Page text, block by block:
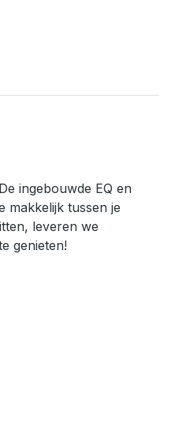
ingebouwde EQ en
makkelijk tussen je
leveren we
genieten!